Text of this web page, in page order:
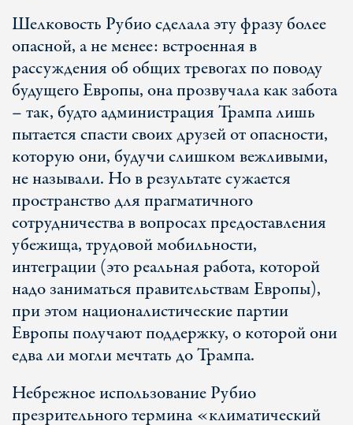
Шелковость Рубио сделала эту фразу более
опасной, а не менее: встроенная в
рассуждения об общих тревогах по поводу
будущего Европы, она прозвучала как забота
– так, будто администрация Трампа лишь
пытается спасти своих друзей от опасности,
которую они, будучи слишком вежливыми,
не называли. Но в результате сужается
пространство для прагматичного
сотрудничества в вопросах предоставления
убежища, трудовой мобильности,
интеграции (это реальная работа, которой
надо заниматься правительствам Европы),
при этом националистические партии
Европы получают поддержку, о которой они
едва ли могли мечтать до Трампа.
Небрежное использование Рубио
презрительного термина «климатический